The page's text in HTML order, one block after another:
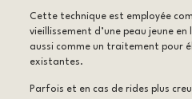
Cette technique est employée
vieillissement d’une peau jeune
aussi comme un traitement pour
existantes.
Parfois et en cas de rides plus